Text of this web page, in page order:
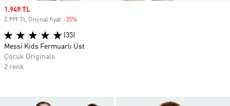
Sale price
1.949 TL
2.999 TL Orijinal fiyat -35%
(35)
Messi Kids Fermuarlı Üst
Çocuk Originals
2 renk